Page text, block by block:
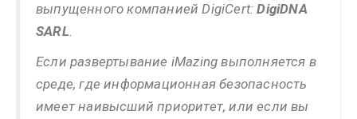
выпущенного компанией DigiCert:DigiDNA
SARL.
Если развертывание iMazing выполняется в
среде, где информационная безопасность
имеет наивысший приоритет, или если вы